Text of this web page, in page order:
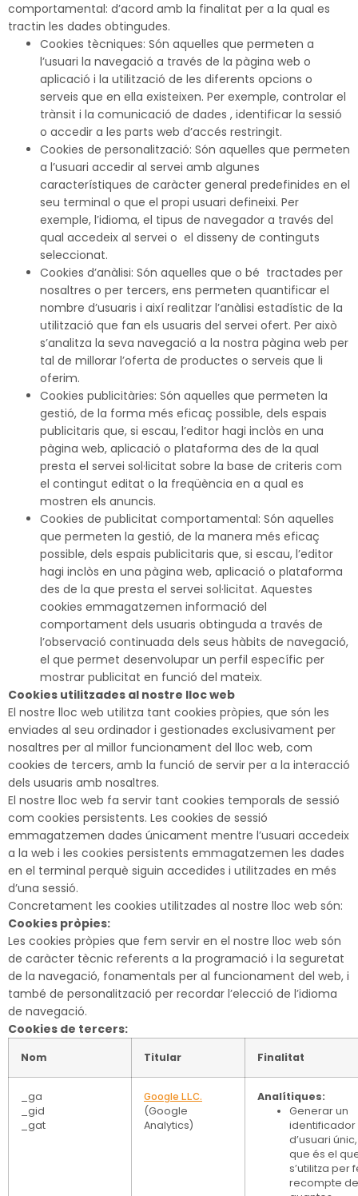
comportamental: d’acord amb la finalitat per a la qual es
tractin les dades obtingudes.
Cookies tècniques: Són aquelles que permeten a
l’usuari la navegació a través de la pàgina web o
aplicació i la utilització de les diferents opcions o
serveis que en ella existeixen. Per exemple, controlar el
trànsit i la comunicació de dades , identificar la sessió
o accedir a les parts web d’accés restringit.
Cookies de personalització: Són aquelles que permeten
a l’usuari accedir al servei amb algunes
característiques de caràcter general predefinides en el
seu terminal o que el propi usuari defineixi. Per
exemple, l’idioma, el tipus de navegador a través del
qual accedeix al servei o el disseny de continguts
seleccionat.
Cookies d’anàlisi: Són aquelles que o bé tractades per
nosaltres o per tercers, ens permeten quantificar el
nombre d’usuaris i així realitzar l’anàlisi estadístic de la
utilització que fan els usuaris del servei ofert. Per això
s’analitza la seva navegació a la nostra pàgina web per
tal de millorar l’oferta de productes o serveis que li
oferim.
Cookies publicitàries: Són aquelles que permeten la
gestió, de la forma més eficaç possible, dels espais
publicitaris que, si escau, l’editor hagi inclòs en una
pàgina web, aplicació o plataforma des de la qual
presta el servei sol·licitat sobre la base de criteris com
el contingut editat o la freqüència en a qual es
mostren els anuncis.
Cookies de publicitat comportamental: Són aquelles
que permeten la gestió, de la manera més eficaç
possible, dels espais publicitaris que, si escau, l’editor
hagi inclòs en una pàgina web, aplicació o plataforma
des de la que presta el servei sol·licitat. Aquestes
cookies emmagatzemen informació del
comportament dels usuaris obtinguda a través de
l’observació continuada dels seus hàbits de navegació,
el que permet desenvolupar un perfil específic per
mostrar publicitat en funció del mateix.
Cookies utilitzades al nostre lloc web
El nostre lloc web utilitza tant cookies pròpies, que són les
enviades al seu ordinador i gestionades exclusivament per
nosaltres per al millor funcionament del lloc web, com
cookies de tercers, amb la funció de servir per a la interacció
dels usuaris amb nosaltres.
El nostre lloc web fa servir tant cookies temporals de sessió
com cookies persistents. Les cookies de sessió
emmagatzemen dades únicament mentre l’usuari accedeix
a la web i les cookies persistents emmagatzemen les dades
en el terminal perquè siguin accedides i utilitzades en més
d’una sessió.
Concretament les cookies utilitzades al nostre lloc web són:
Cookies pròpies:
Les cookies pròpies que fem servir en el nostre lloc web són
de caràcter tècnic referents a la programació i la seguretat
de la navegació, fonamentals per al funcionament del web, i
també de personalització per recordar l’elecció de l’idioma
de navegació.
Cookies de tercers:
Nom Titular Finalitat
_ga
_gid
_gat
Google LLC.
(Google
Analytics)
Analítiques:
Generar un
identificador
d’usuari únic,
que és el
s’utilitza per
recompte de